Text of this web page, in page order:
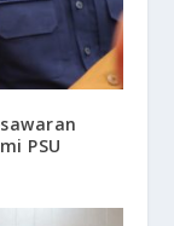
PSU